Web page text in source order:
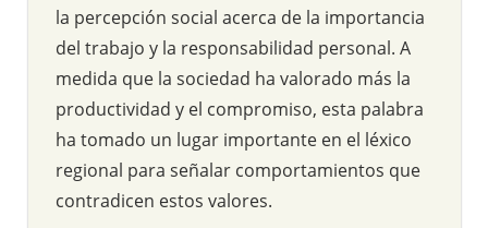
la percepción social acerca de la importancia
del trabajo y la responsabilidad personal. A
medida que la sociedad ha valorado más la
productividad y el compromiso, esta palabra
ha tomado un lugar importante en el léxico
regional para señalar comportamientos que
contradicen estos valores.